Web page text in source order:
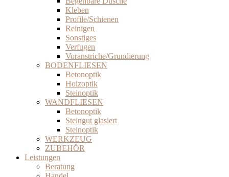
Kleben
Profile/Schienen
Reinigen
Sonstiges
Verfugen
Voranstriche/Grundierung
BODENFLIESEN
Betonoptik
Holzoptik
Steinoptik
WANDFLIESEN
Betonoptik
Steingut glasiert
Steinoptik
WERKZEUG
ZUBEHÖR
Leistungen
Beratung